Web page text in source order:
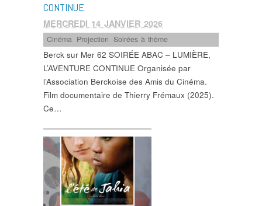
CONTINUE
MERCREDI 14 JANVIER 2026
Cinéma Projection ,Soirées à thème
Berck sur Mer 62 SOIRÉE ABAC – LUMIÈRE,
L’AVENTURE CONTINUE Organisée par
l’Association Berckoise des Amis du Cinéma.
Film documentaire de Thierry Frémaux (2025).
Ce…